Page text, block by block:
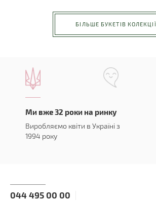
БІЛЬШЕ БУКЕТІВ КОЛЕКЦІЇ
Ми вже 32 роки на ринку
Виробляємо квіти в Україні з
1994 року
044 495 00 00